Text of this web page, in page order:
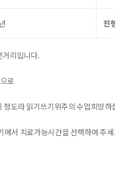
진
거리입니다.
로
정도라 읽기쓰기위주의 수업희망하
서 치료가능시간을 선택하여 주